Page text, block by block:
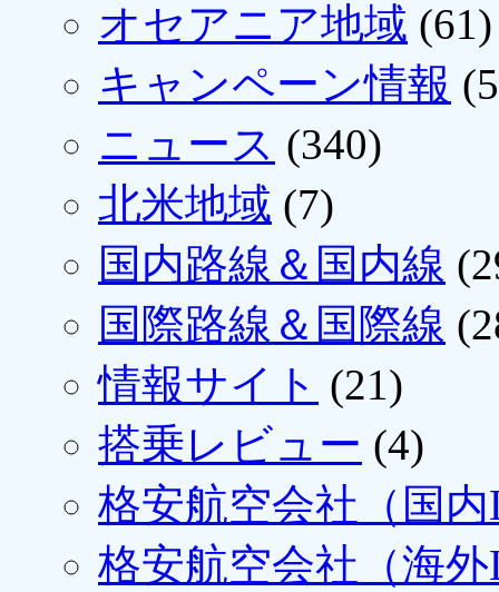
オセアニア地域 (61)
キャンペーン情報
ニュース (340)
北米地域 (7)
国内路線＆国内線
国際路線＆国際線
情報サイト (21)
搭乗レビュー (4)
格安航空会社（国
格安航空会社（海